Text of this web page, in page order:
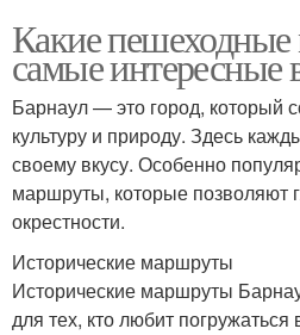
Какие
самые интересные
Барнаул — это город, который
культуру и природу. Здесь
своему вкусу. Особенно
маршруты, которые позволяют
окрестности.
Исторические маршруты
Исторические маршруты
для тех, кто любит